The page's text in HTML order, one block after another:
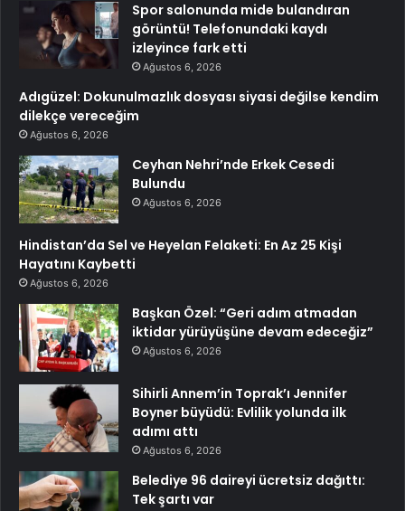
Spor salonunda mide bulandıran
görüntü! Telefonundaki kaydı
izleyince fark etti
Ağustos 6, 2026
Adıgüzel: Dokunulmazlık dosyası siyasi değilse kendim
dilekçe vereceğim
Ağustos 6, 2026
Ceyhan Nehri’nde Erkek Cesedi
Bulundu
Ağustos 6, 2026
Hindistan’da Sel ve Heyelan Felaketi: En Az 25 Kişi
Hayatını Kaybetti
Ağustos 6, 2026
Başkan Özel: “Geri adım atmadan
iktidar yürüyüşüne devam edeceğiz”
Ağustos 6, 2026
Sihirli Annem’in Toprak’ı Jennifer
Boyner büyüdü: Evlilik yolunda ilk
adımı attı
Ağustos 6, 2026
Belediye 96 daireyi ücretsiz dağıttı:
Tek şartı var